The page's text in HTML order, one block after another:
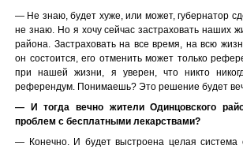
— Не знаю, будет хуже, или может, губернатор
не знаю. Но я хочу сейчас застраховать наших
района. Застраховать на все время, на всю
он состоится, его отменить может только
при нашей жизни, я уверен, что никто
референдум. Понимаешь? Это решение будет
— И тогда вечно жители Одинцовского
проблем с бесплатными лекарствами?
— Конечно. И будет выстроена целая система